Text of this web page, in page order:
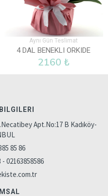
Aynı Gün Teslimat
4 DAL BENEKLI ORKIDE
2160 ₺
Apt.No:17 B Kadıköy-
85 86
- 02163858586